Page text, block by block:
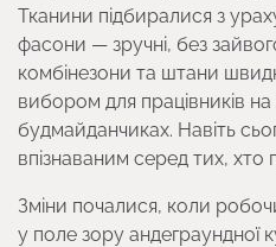
Тканини підбиралися з
фасони — зручні, без
комбінезони та штани
вибором для працівників на
будмайданчиках. Навіть
впізнаваним серед тих,
Зміни почалися, коли
у поле зору андеграундної